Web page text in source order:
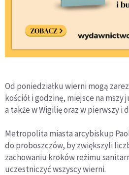
Od poniedziałku wierni mogą
kościół i godzinę, miejsce na
a także w Wigilię oraz w pierwszy i
Metropolita miasta arcybiskup
do proboszczów, by zwiększyli
zachowaniu kroków reżimu
uczestniczyć wszyscy wierni.